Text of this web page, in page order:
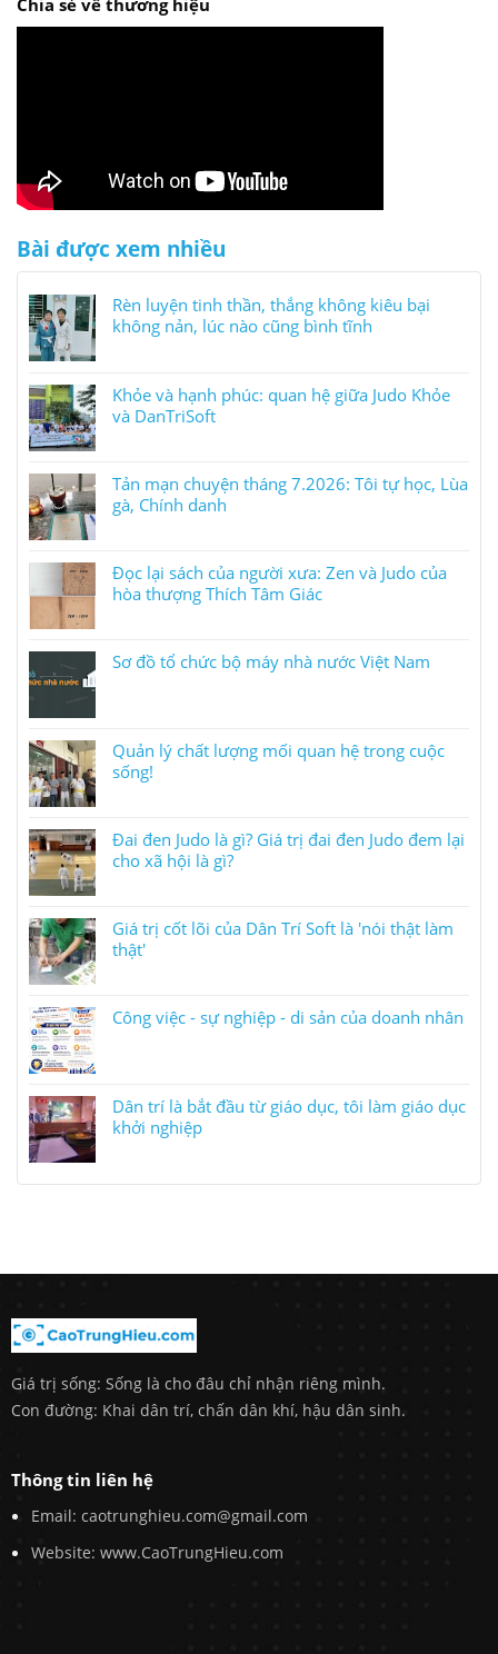
Chia sẻ về thương hiệu
Bài được xem nhiều
Rèn luyện tinh thần, thắng không kiêu bại
không nản, lúc nào cũng bình tĩnh
Khỏe và hạnh phúc: quan hệ giữa Judo Khỏe
và DanTriSoft
Tản mạn chuyện tháng 7.2026: Tôi tự học, Lùa
gà, Chính danh
Đọc lại sách của người xưa: Zen và Judo của
hòa thượng Thích Tâm Giác
Sơ đồ tổ chức bộ máy nhà nước Việt Nam
Quản lý chất lượng mối quan hệ trong cuộc
sống!
Đai đen Judo là gì? Giá trị đai đen Judo đem lại
cho xã hội là gì?
Giá trị cốt lõi của Dân Trí Soft là 'nói thật làm
thật'
Công việc - sự nghiệp - di sản của doanh nhân
Dân trí là bắt đầu từ giáo dục, tôi làm giáo dục
khởi nghiệp
Giá trị sống: Sống là cho đâu chỉ nhận riêng mình.
Con đường: Khai dân trí, chấn dân khí, hậu dân sinh.
Thông tin liên hệ
Email: caotrunghieu.com@gmail.com
Website: www.CaoTrungHieu.com